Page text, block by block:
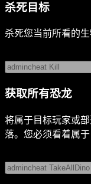
杀死目标
杀死您当前所看的生
获取所有恐龙
将属于目标玩家或
落。您必须看着属